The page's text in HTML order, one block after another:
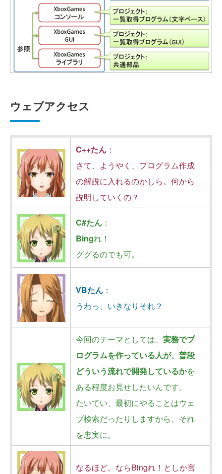
ウェブアクセス
C++たん ：
さて、ようやく、プログラム作成
の解説に入れるのかしら。何から
説明していくの？
C#たん ：
Bingれ！
ググるのでも可。
VBたん ：
うわっ、いきなりそれ？
今回のテーマとしては、 実務でプ
ログラムを作っている人が、普段
どういう流れで開発しているかを
ある程度お見せしたいんです。
たいてい、最初にやることはウェ
ブ検索だったりしますから、それ
を忠実に。
なるほど。ならBingれ！としか言